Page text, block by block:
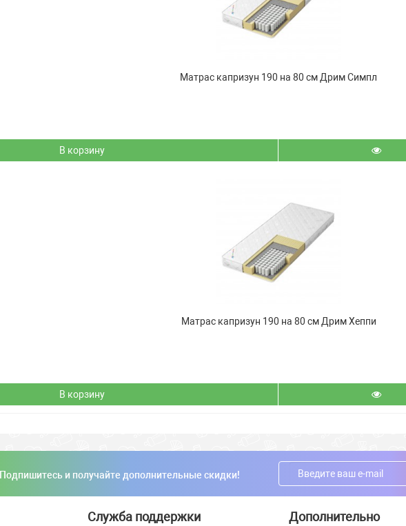
Матрас капризун 190 на 80 см Дрим Симпл
В корзину
Матрас капризун 190 на 80 см Дрим Хеппи
В корзину
Подпишитесь и получайте дополнительные скидки!
Служба поддержки Дополнительно